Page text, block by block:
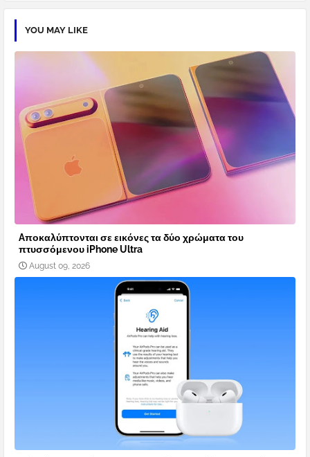
YOU MAY LIKE
Aποκαλύπτονται σε εικόνες τα δύο χρώματα του
πτυσσόμενου iPhone Ultra
August 09, 2026